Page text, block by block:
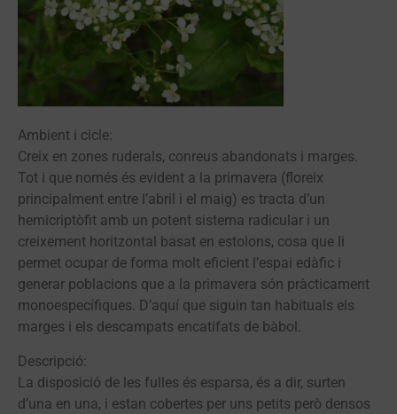
Ambient i cicle:
Creix en zones ruderals, conreus abandonats i marges.
Tot i que només és evident a la primavera (floreix
principalment entre l’abril i el maig) es tracta d’un
hemicriptòfit amb un potent sistema radicular i un
creixement horitzontal basat en estolons, cosa que li
permet ocupar de forma molt eficient l’espai edàfic i
generar poblacions que a la primavera són pràcticament
monoespecífiques. D’aquí que siguin tan habituals els
marges i els descampats encatifats de bàbol.
Descripció:
La disposició de les fulles és esparsa, és a dir, surten
d’una en una, i estan cobertes per uns petits però densos